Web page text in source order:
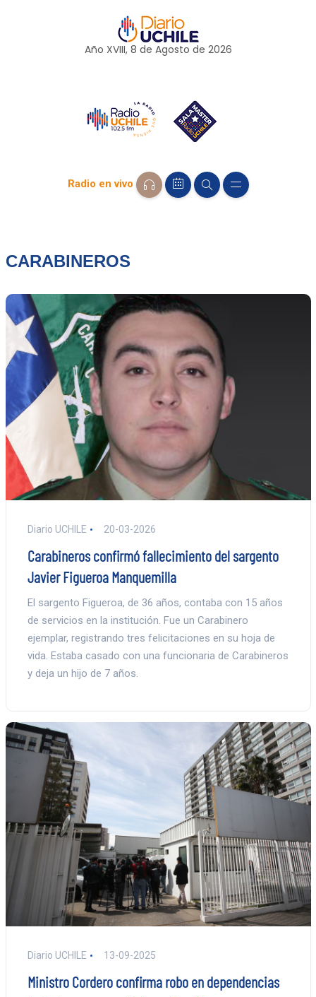
Año XVIII, 8 de Agosto de 2026
Radio en vivo
CARABINEROS
Diario UCHILE 20-03-2026
Carabineros confirmó fallecimiento del sargento
Javier Figueroa Manquemilla
El sargento Figueroa, de 36 años, contaba con 15 años
de servicios en la institución. Fue un Carabinero
ejemplar, registrando tres felicitaciones en su hoja de
vida. Estaba casado con una funcionaria de Carabineros
y deja un hijo de 7 años.
Diario UCHILE 13-09-2025
Ministro Cordero confirma robo en dependencias